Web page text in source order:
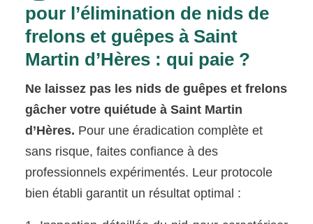
pour l’élimination de nids de
frelons et guêpes à Saint
Martin d’Hères : qui paie ?
Ne laissez pas les nids de guêpes et frelons
gâcher votre quiétude à Saint Martin
d’Hères. Pour une éradication complète et
sans risque, faites confiance à des
professionnels expérimentés. Leur protocole
bien établi garantit un résultat optimal :